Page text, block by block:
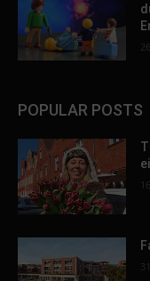
POPULAR POSTS